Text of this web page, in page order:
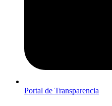
Portal de Transparencia